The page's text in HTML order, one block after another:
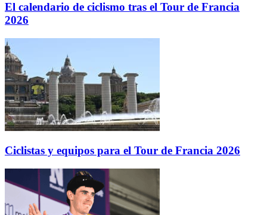
El calendario de ciclismo tras el Tour de Francia
2026
Ciclistas y equipos para el Tour de Francia 2026